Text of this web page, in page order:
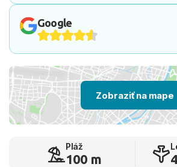
Google
Zobraziť na mape
Pláž
100 m